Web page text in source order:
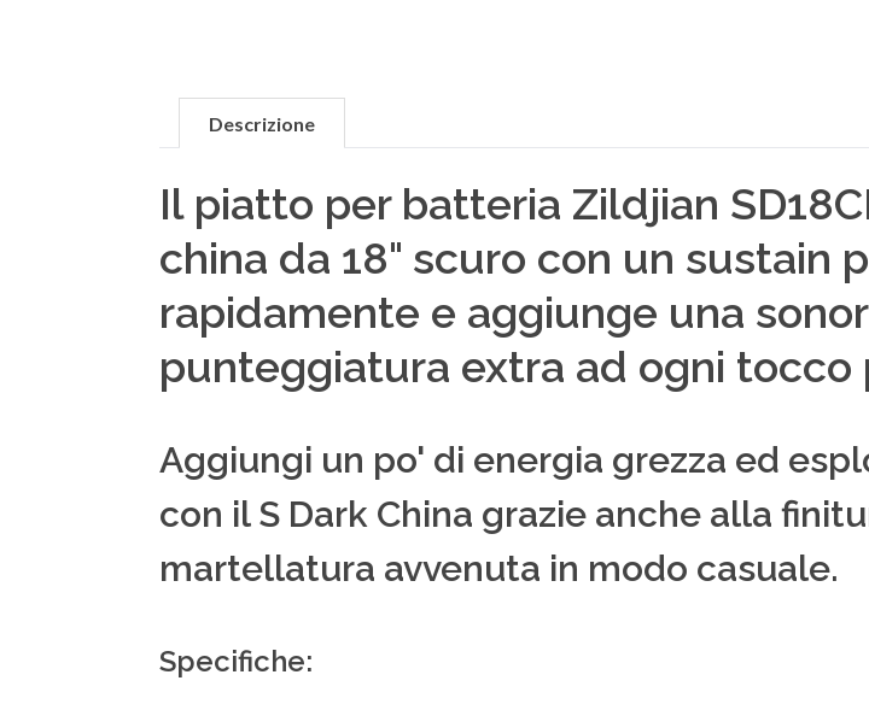
Descrizione
Il piatto per batteria Zildjian
china da 18" scuro con un sustain
rapidamente e aggiunge una
punteggiatura extra ad ogni tocco
Aggiungi un po' di energia grezza ed
con il S Dark China grazie anche alla
martellatura avvenuta in modo casuale.
Specifiche: